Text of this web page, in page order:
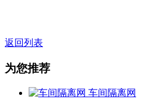
返回列表
为您推荐
车间隔离网